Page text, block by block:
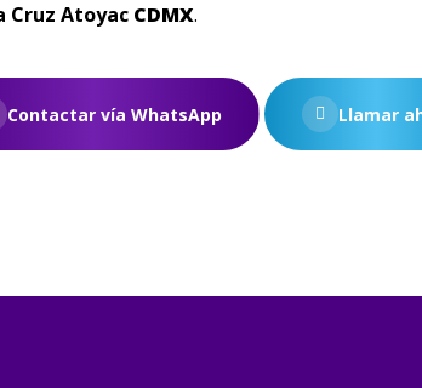
Cruz Atoyac CDMX.
Contactar vía WhatsApp Llamar